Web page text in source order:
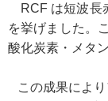
RCF は短波長
を挙げました。
酸化炭素・メタ
この成果によ